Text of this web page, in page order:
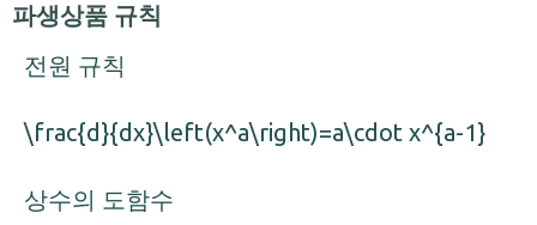
파생상품 규칙
전원 규칙
\frac{d}{dx}\left(x^a\right)=a\cdot x^{a-1}
상수의 도함수